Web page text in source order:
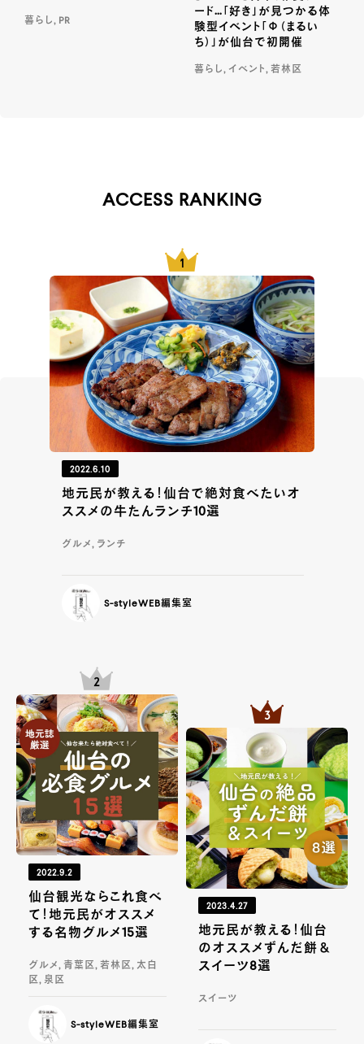
暮らし, PR
ード…「好き」が見つかる体
験型イベント「Φ（まるい
ち）」が仙台で初開催
暮らし, イベント, 若林区
ACCESS RANKING
2022.6.10
地元民が教える！仙台で絶対食べたいオ
ススメの牛たんランチ10選
グルメ, ランチ
S-styleWEB編集室
2022.9.2
仙台観光ならこれ食べ
て！地元民がオススメ
する名物グルメ15選
グルメ, 青葉区, 若林区, 太白
区, 泉区
S-styleWEB編集室
2023.4.27
地元民が教える！仙台
のオススメずんだ餅＆
スイーツ8選
スイーツ